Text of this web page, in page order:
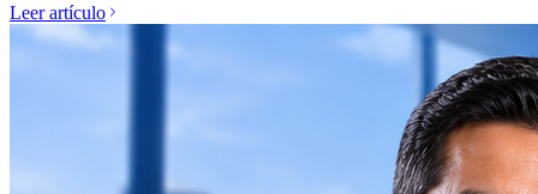
Leer artículo